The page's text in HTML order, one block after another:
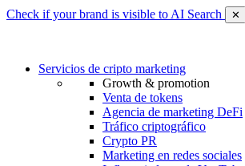
Check if your brand is visible to AI Search ✕
Servicios de cripto marketing
Growth & promotion
Venta de tokens
Agencia de marketing DeFi
Tráfico criptográfico
Crypto PR
Marketing en redes sociales